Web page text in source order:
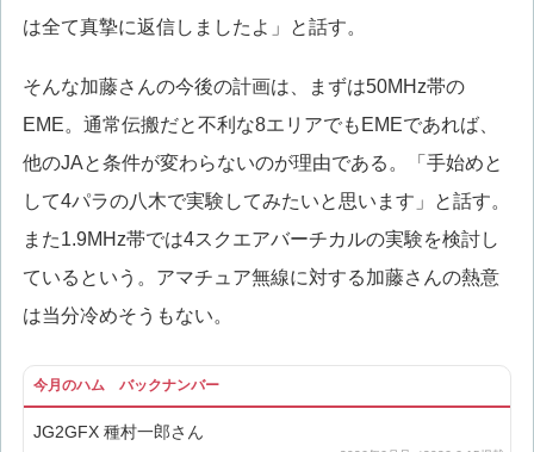
は全て真摯に返信しましたよ」と話す。
そんな加藤さんの今後の計画は、まずは50MHz帯の
EME。通常伝搬だと不利な8エリアでもEMEであれば、
他のJAと条件が変わらないのが理由である。「手始めと
して4パラの八木で実験してみたいと思います」と話す。
また1.9MHz帯では4スクエアバーチカルの実験を検討し
ているという。アマチュア無線に対する加藤さんの熱意
は当分冷めそうもない。
今月のハム バックナンバー
JG2GFX 種村一郎さん